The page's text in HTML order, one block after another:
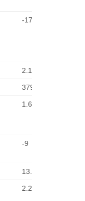
-17
2.170
379
1.600
-9
13.584
2.252